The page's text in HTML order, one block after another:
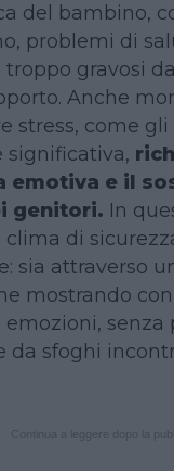
del bambino,
problemi di
gravosi
Anche
stress, come
significativa,
emotiva e il
genitori. In
clima di
sia attraverso
mostrando
emozioni, senza
da sfoghi